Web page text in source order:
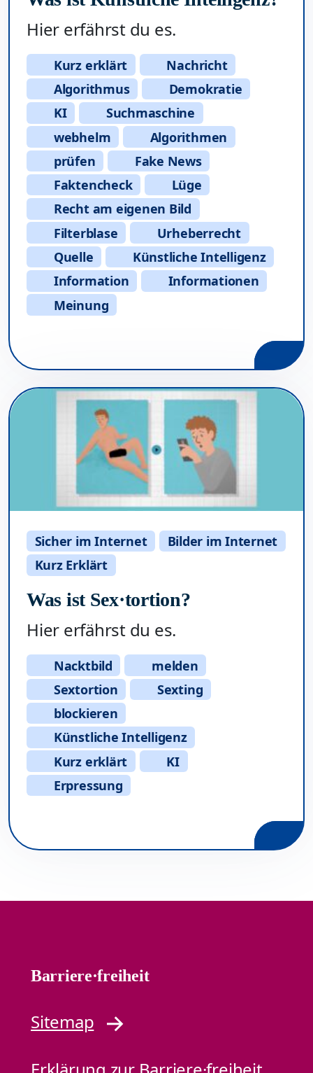
Hier erfährst du es.
Kurz erklärt
Nachricht
Algorithmus
Demokratie
KI
Suchmaschine
webhelm
Algorithmen
prüfen
Fake News
Faktencheck
Lüge
Recht am eigenen Bild
Filterblase
Urheberrecht
Quelle
Künstliche Intelligenz
Information
Informationen
Meinung
Sicher im Internet
Bilder im Internet
Kurz Erklärt
Was ist Sex·tortion?
Hier erfährst du es.
Nacktbild
melden
Sextortion
Sexting
blockieren
Künstliche Intelligenz
Kurz erklärt
KI
Erpressung
Barriere·freiheit
Sitemap